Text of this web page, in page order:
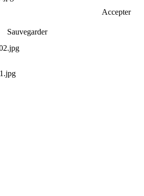
Accepter
Sauvegarder